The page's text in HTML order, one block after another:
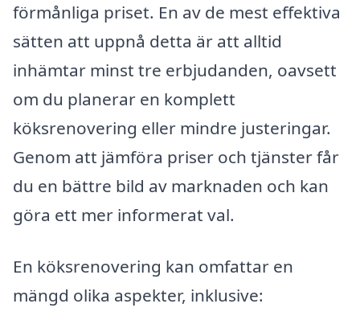
förmånliga priset. En av de mest effektiva
sätten att uppnå detta är att alltid
inhämtar minst tre erbjudanden, oavsett
om du planerar en komplett
köksrenovering eller mindre justeringar.
Genom att jämföra priser och tjänster får
du en bättre bild av marknaden och kan
göra ett mer informerat val.
En köksrenovering kan omfattar en
mängd olika aspekter, inklusive: